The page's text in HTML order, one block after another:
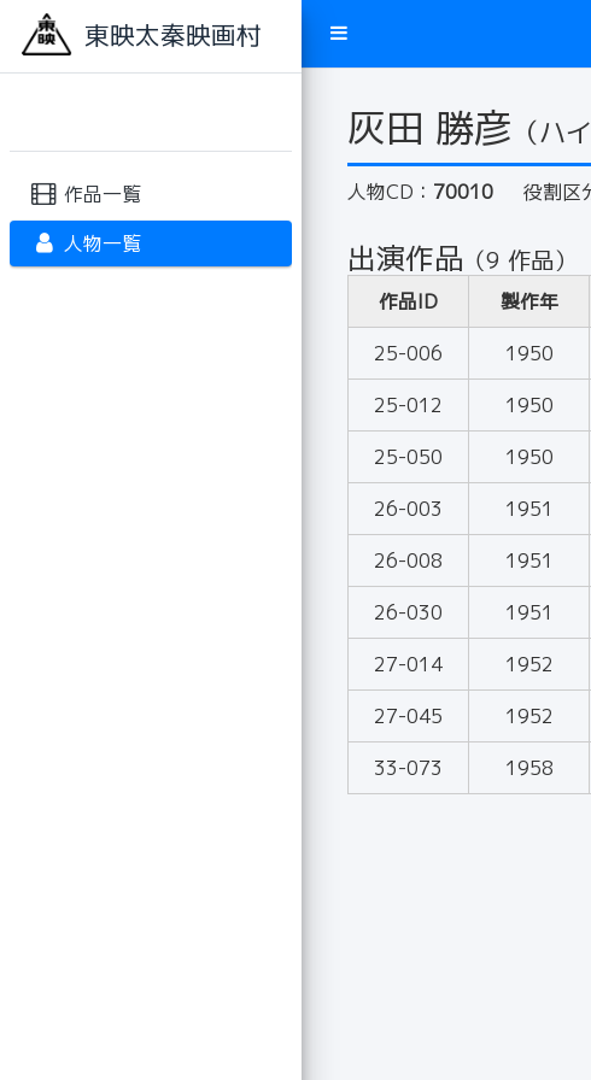
東映太秦映画村
作品一覧
人物一覧
灰田 勝彦 （ハ
人物CD： 70010 役割区
出演作品 （9 作品）
作品ID 製作年
25-006
1950
25-012
1950
25-050
1950
26-003
1951
26-008
1951
26-030
1951
27-014
1952
27-045
1952
33-073
1958